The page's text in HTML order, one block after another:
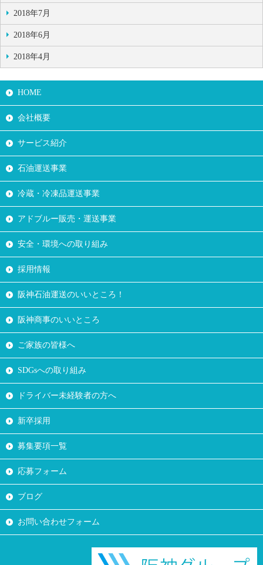
2018年7月
2018年6月
2018年4月
HOME
会社概要
サービス紹介
石油運送事業
冷蔵・冷凍品運送事業
アドブルー販売・運送事業
安全・環境への取り組み
採用情報
阪神石油運送のいいところ！
阪神商事のいいところ
ご家族の皆様へ
SDGsへの取り組み
ドライバー未経験者の方へ
新卒採用
募集要項一覧
応募フォーム
ブログ
お問い合わせフォーム